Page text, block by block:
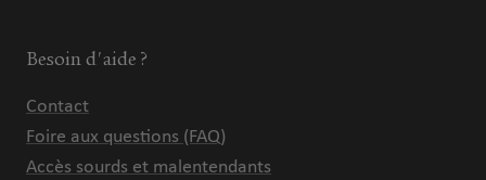
Besoin d'aide ?
Contact
Foire aux questions (FAQ)
Accès sourds et malentendants